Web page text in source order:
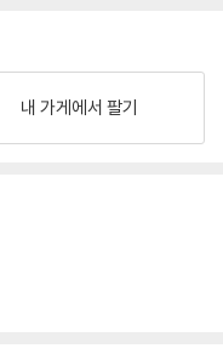
내 가게에서 팔기